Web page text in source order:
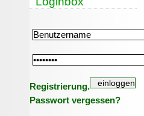
Registrierung.
Passwort vergessen?